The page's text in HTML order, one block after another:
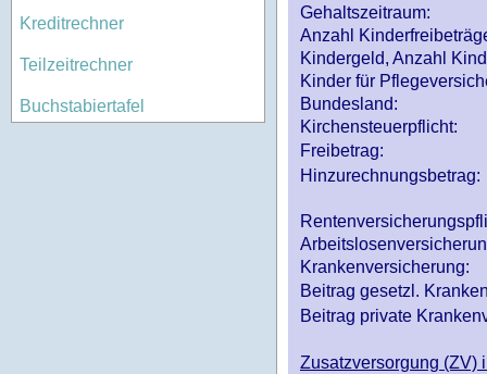
Kreditrechner
Teilzeitrechner
Buchstabiertafel
Gehaltszeitraum:
Anzahl
Kindergeld, Anzahl
Kinder für
Bundesland:
Kirchensteuerpflicht:
Freibetrag:
Hinzurechnungsbetrag:
Krankenversicherung:
Beitrag gesetzl.
Beitrag private
Zusatzversorgung (ZV)